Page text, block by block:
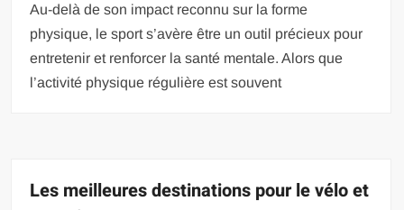
Au-delà de son impact reconnu sur la forme
physique, le sport s’avère être un outil précieux pour
entretenir et renforcer la santé mentale. Alors que
l’activité physique régulière est souvent
Les meilleures destinations pour le vélo et